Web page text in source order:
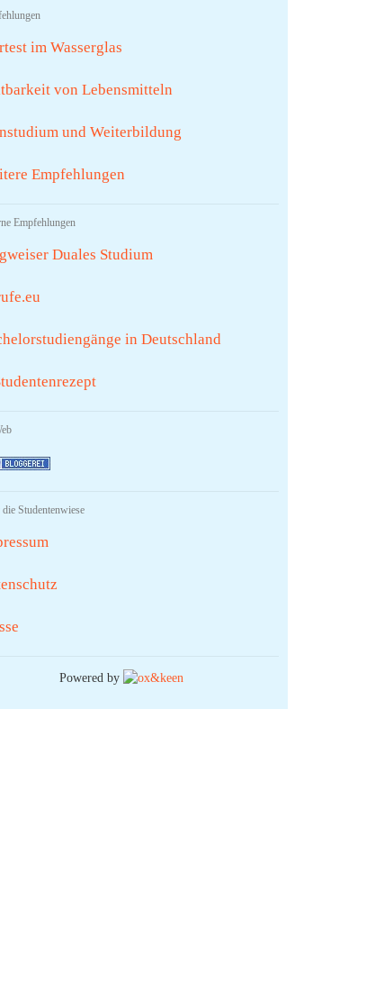
im Wasserglas
von Lebensmitteln
und Weiterbildung
Empfehlungen
Empfehlungen
Duales Studium
in Deutschland
Studentenwiese
Powered by